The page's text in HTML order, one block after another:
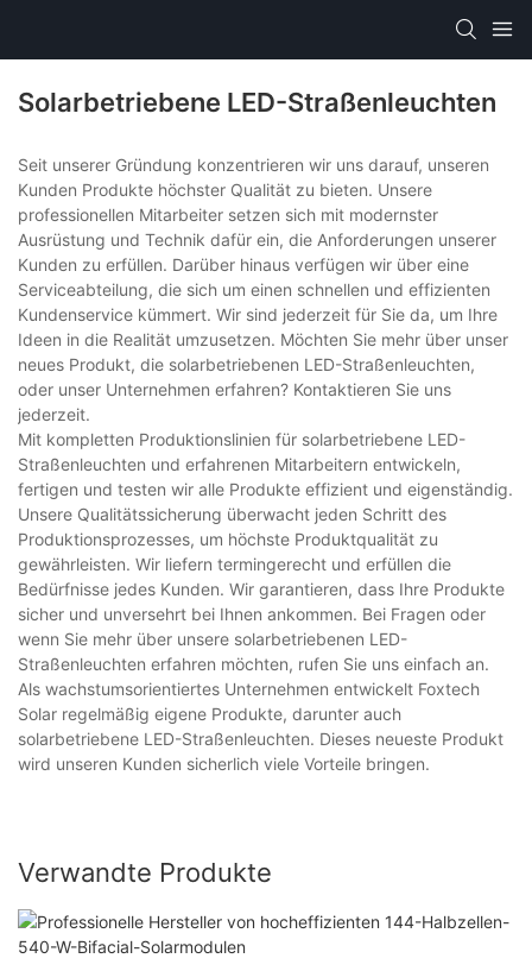
Solarbetriebene LED-Straßenleuchten
Seit unserer Gründung konzentrieren wir uns darauf, unseren
Kunden Produkte höchster Qualität zu bieten. Unsere
professionellen Mitarbeiter setzen sich mit modernster
Ausrüstung und Technik dafür ein, die Anforderungen unserer
Kunden zu erfüllen. Darüber hinaus verfügen wir über eine
Serviceabteilung, die sich um einen schnellen und effizienten
Kundenservice kümmert. Wir sind jederzeit für Sie da, um Ihre
Ideen in die Realität umzusetzen. Möchten Sie mehr über unser
neues Produkt, die solarbetriebenen LED-Straßenleuchten,
oder unser Unternehmen erfahren? Kontaktieren Sie uns
jederzeit.
Mit kompletten Produktionslinien für solarbetriebene LED-
Straßenleuchten und erfahrenen Mitarbeitern entwickeln,
fertigen und testen wir alle Produkte effizient und eigenständig.
Unsere Qualitätssicherung überwacht jeden Schritt des
Produktionsprozesses, um höchste Produktqualität zu
gewährleisten. Wir liefern termingerecht und erfüllen die
Bedürfnisse jedes Kunden. Wir garantieren, dass Ihre Produkte
sicher und unversehrt bei Ihnen ankommen. Bei Fragen oder
wenn Sie mehr über unsere solarbetriebenen LED-
Straßenleuchten erfahren möchten, rufen Sie uns einfach an.
Als wachstumsorientiertes Unternehmen entwickelt Foxtech
Solar regelmäßig eigene Produkte, darunter auch
solarbetriebene LED-Straßenleuchten. Dieses neueste Produkt
wird unseren Kunden sicherlich viele Vorteile bringen.
Verwandte Produkte